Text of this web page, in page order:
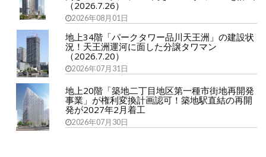
（2026.7.26）
2026年08月01日
地上34階「パークタワー品川天王洲」の建設状
況！天王洲運河に面した分譲タワマン
（2026.7.20）
2026年07月31日
地上20階「築地二丁目地区第一種市街地再開発
事業」が権利変換計画認可！築地駅直結の再開
発が2027年2月着工
2026年07月30日